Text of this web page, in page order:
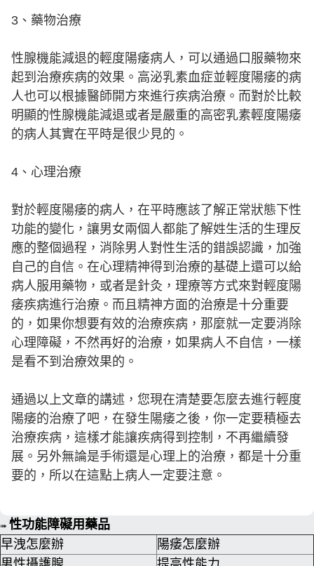
3、藥物治療
性腺機能減退的輕度陽痿病人，可以通過口服藥物來
起到治療疾病的效果。高泌乳素血症並輕度陽痿的病
人也可以根據醫師開方來進行疾病治療。而對於比較
明顯的性腺機能減退或者是嚴重的高密乳素輕度陽痿
的病人其實在平時是很少見的。
4、心理治療
對於輕度陽痿的病人，在平時應該了解正常狀態下性
功能的變化，讓男女兩個人都能了解姓生活的生理反
應的整個過程，消除男人對性生活的錯誤認識，加強
自己的自信。在心理精神得到治療的基礎上還可以給
病人服用藥物，或者是針灸，理療等方式來對輕度陽
痿疾病進行治療。而且精神方面的治療是十分重要
的，如果你想要有效的治療疾病，那麼就一定要消除
心理障礙，不然再好的治療，如果病人不自信，一樣
是看不到治療效果的。
通過以上文章的講述，您現在清楚要怎麼去進行輕度
陽痿的治療了吧，在發生陽痿之後，你一定要積極去
治療疾病，這樣才能讓疾病得到控制，不再繼續發
展。另外無論是手術還是心理上的治療，都是十分重
要的，所以在這點上病人一定要注意。
➠ 性功能障礙用藥品
早洩怎麼辦
陽痿怎麼辦